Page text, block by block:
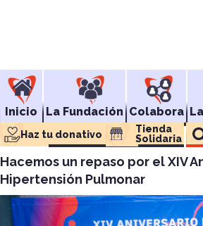
Inicio La Fundación Colabora
Haz tu donativo
Tienda
Solidaria
Hacemos un repaso por el XIV
Hipertensión Pulmonar